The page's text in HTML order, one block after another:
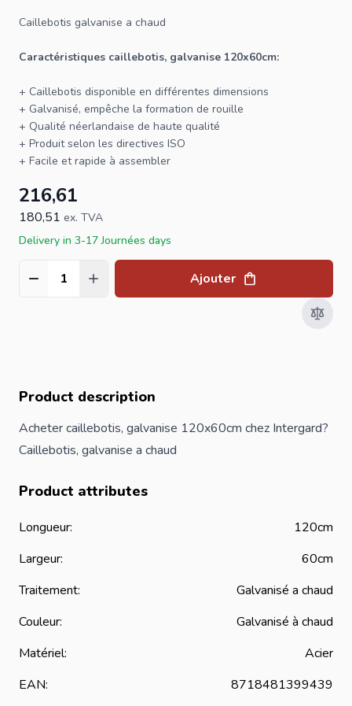
Caillebotis galvanise a chaud
Caractéristiques caillebotis, galvanise 120x60cm:
+ Caillebotis disponible en différentes dimensions
+ Galvanisé, empêche la formation de rouille
+ Qualité néerlandaise de haute qualité
+ Produit selon les directives ISO
+ Facile et rapide à assembler
216,61
180,51 ex. TVA
Delivery in 3-17 Journées days
Quantité Ajouter
Product description
Acheter caillebotis, galvanise 120x60cm chez Intergard?
Caillebotis, galvanise a chaud
Product attributes
Longueur:
120cm
Largeur:
60cm
Traitement:
Galvanisé a chaud
Couleur:
Galvanisé à chaud
Matériel:
Acier
EAN:
8718481399439